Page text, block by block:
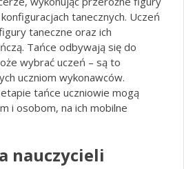
tanecznych. Uczeń
taneczne oraz ich
Tańce odbywają się do
wybrać uczeń – są to
uczniom wykonawców.
tańce uczniowie mogą
i osobom, na ich mobilne
nauczycieli